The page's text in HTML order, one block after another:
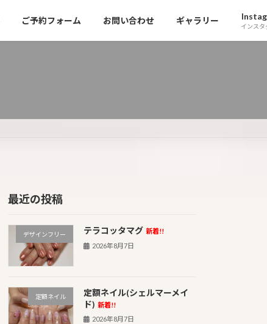
ご予約フォーム お問い合わせ ギャラリー
インスタ
最近の投稿
デザインフリー テラコッタマグ 新着!!
2026年8月7日
定額ネイル
定額ネイル(シェルマーメイ
ド) 新着!!
2026年8月7日